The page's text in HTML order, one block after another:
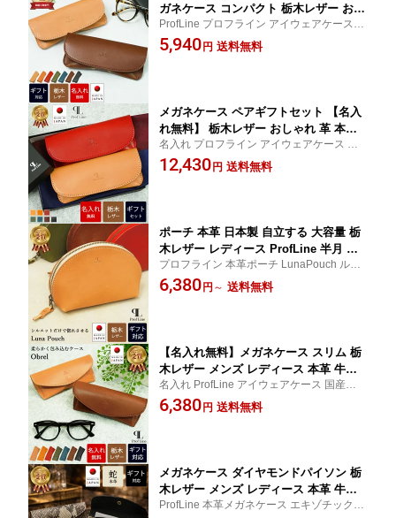
ガネケース コンパクト 栃木レザー おし
ゃれ メンズ レディース 革 かわいい 大
きめ ブランド 持ち運び レザー 薄型 ス
ProfLine プロフライン アイウェアケース サ
ングラスケース 誕生日 記念日 名前入り 老
眼鏡 眼鏡ケース 40代 50代 60代 軽量 大人
5,940 円 送料無料
メガネケース ペアギフトセット 【名入
れ無料】 栃木レザー おしゃれ 革 本革
スリム ProfLine 牛革 レザー メンズ レ
ディース 誕生日 プレゼント 記念日 眼
名入れ プロフライン アイウェアケース シ
ンプル 国産レザー サングラスケース かわ
いい 男性 女性 眼鏡ケース 40代 50代 60代
12,430 円 送料無料
ポーチ 本革 日本製 自立する 大容量 栃
木レザー レディース ProfLine 半月 半
円 メンズ ミニポーチ 小物入れ 小さめ
おしゃれ 旅行 ブランド 革 レザー 持ち
プロフライン 本革ポーチ LunaPouch ルナ
ポーチ 化粧 小さい モバイルバッテリー 大
人 生理用品 ファスナー ワイヤレスイヤホ
6,380 円 ～ 送料無料
【名入れ無料】メガネケース スリム 栃
木レザー メンズ レディース 本革 牛革
レザー かわいい コンパクト おしゃれ
眼鏡ケース プレゼント ブランド 眼鏡入
名入れ ProfLine アイウェアケース 国産レザ
ー 日本製 サングラスケース 男性 誕生日 記
念日 眼鏡ケース 40代 50代 60代 おしゃれ
6,380 円 送料無料
メガネケース ダイヤモンドパイソン 栃
木レザー メンズ レディース 本革 牛革
ヘビ革 レザー アイウェアケース かわい
ProfLine 本革メガネケース エキゾチックレ